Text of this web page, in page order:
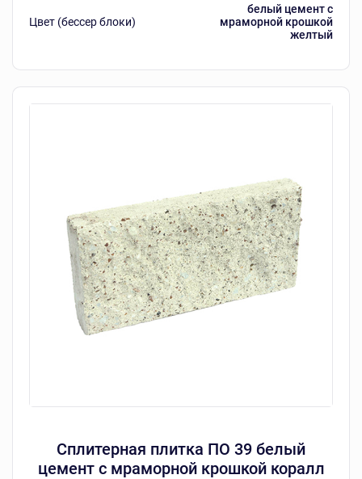
Цвет (бессер блоки)
белый цемент с
мраморной крошкой
желтый
Сплитерная плитка ПО 39 белый
цемент с мраморной крошкой коралл